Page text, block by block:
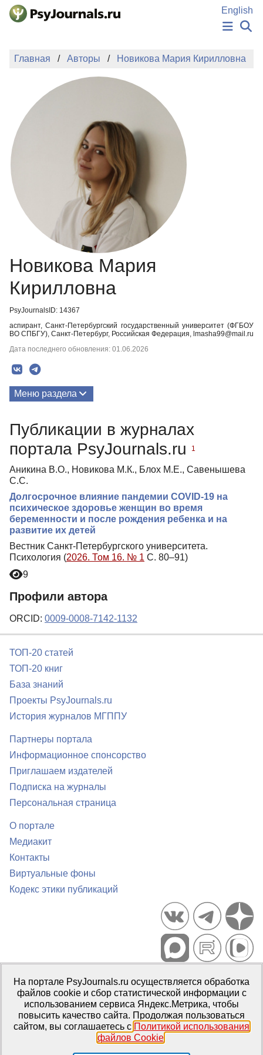
Перейти к основному содержанию
English
НОВОСТИ
АВТОРЫ
ПОДАТЬ РУКОПИСЬ
БАЗА ЗНАНИЙ
КЛЮЧЕВЫЕ СЛОВА
Регистрация
Главная Авторы Новикова Мария Кирилловна
Новикова Мария
Кирилловна
PsyJournalsID: 14367
аспирант, Санкт-Петербургский государственный университет (ФГБОУ
ВО СПБГУ), Санкт-Петербург, Российская Федерация, lmasha99@mail.ru
Дата последнего обновления: 01.06.2026
Меню раздела
Публикации в журналах
портала PsyJournals.ru
1
Аникина В.О., Новикова М.К., Блох М.Е., Савенышева
С.С.
Долгосрочное влияние пандемии COVID-19 на
психическое здоровье женщин во время
беременности и после рождения ребенка и на
развитие их детей
Вестник Санкт-Петербургского университета.
Психология (2026. Том 16. № 1 С. 80–91)
9
Профили автора
ORCID: 0009-0008-7142-1132
ТОП-20 статей
ТОП-20 книг
База знаний
Проекты PsyJournals.ru
История журналов МГППУ
Партнеры портала
Информационное спонсорство
Приглашаем издателей
Подписка на журналы
Персональная страница
О портале
Медиакит
Контакты
Виртуальные фоны
Кодекс этики публикаций
Портал психологических изданий PsyJournals.ru, 2007–2026
Правила использования материалов
Свидетельство регистрации СМИЭл № ФС77-66447 от 14 июля
2016 г.
Издатель: ФГБОУ ВО МГППУ
На портале PsyJournals.ru осуществляется обработка
файлов cookie и сбор статистической информации с
использованием сервиса Яндекс.Метрика, чтобы
повысить качество сайта. Продолжая пользоваться
сайтом, вы соглашаетесь с Политикой использования
файлов Cookie.